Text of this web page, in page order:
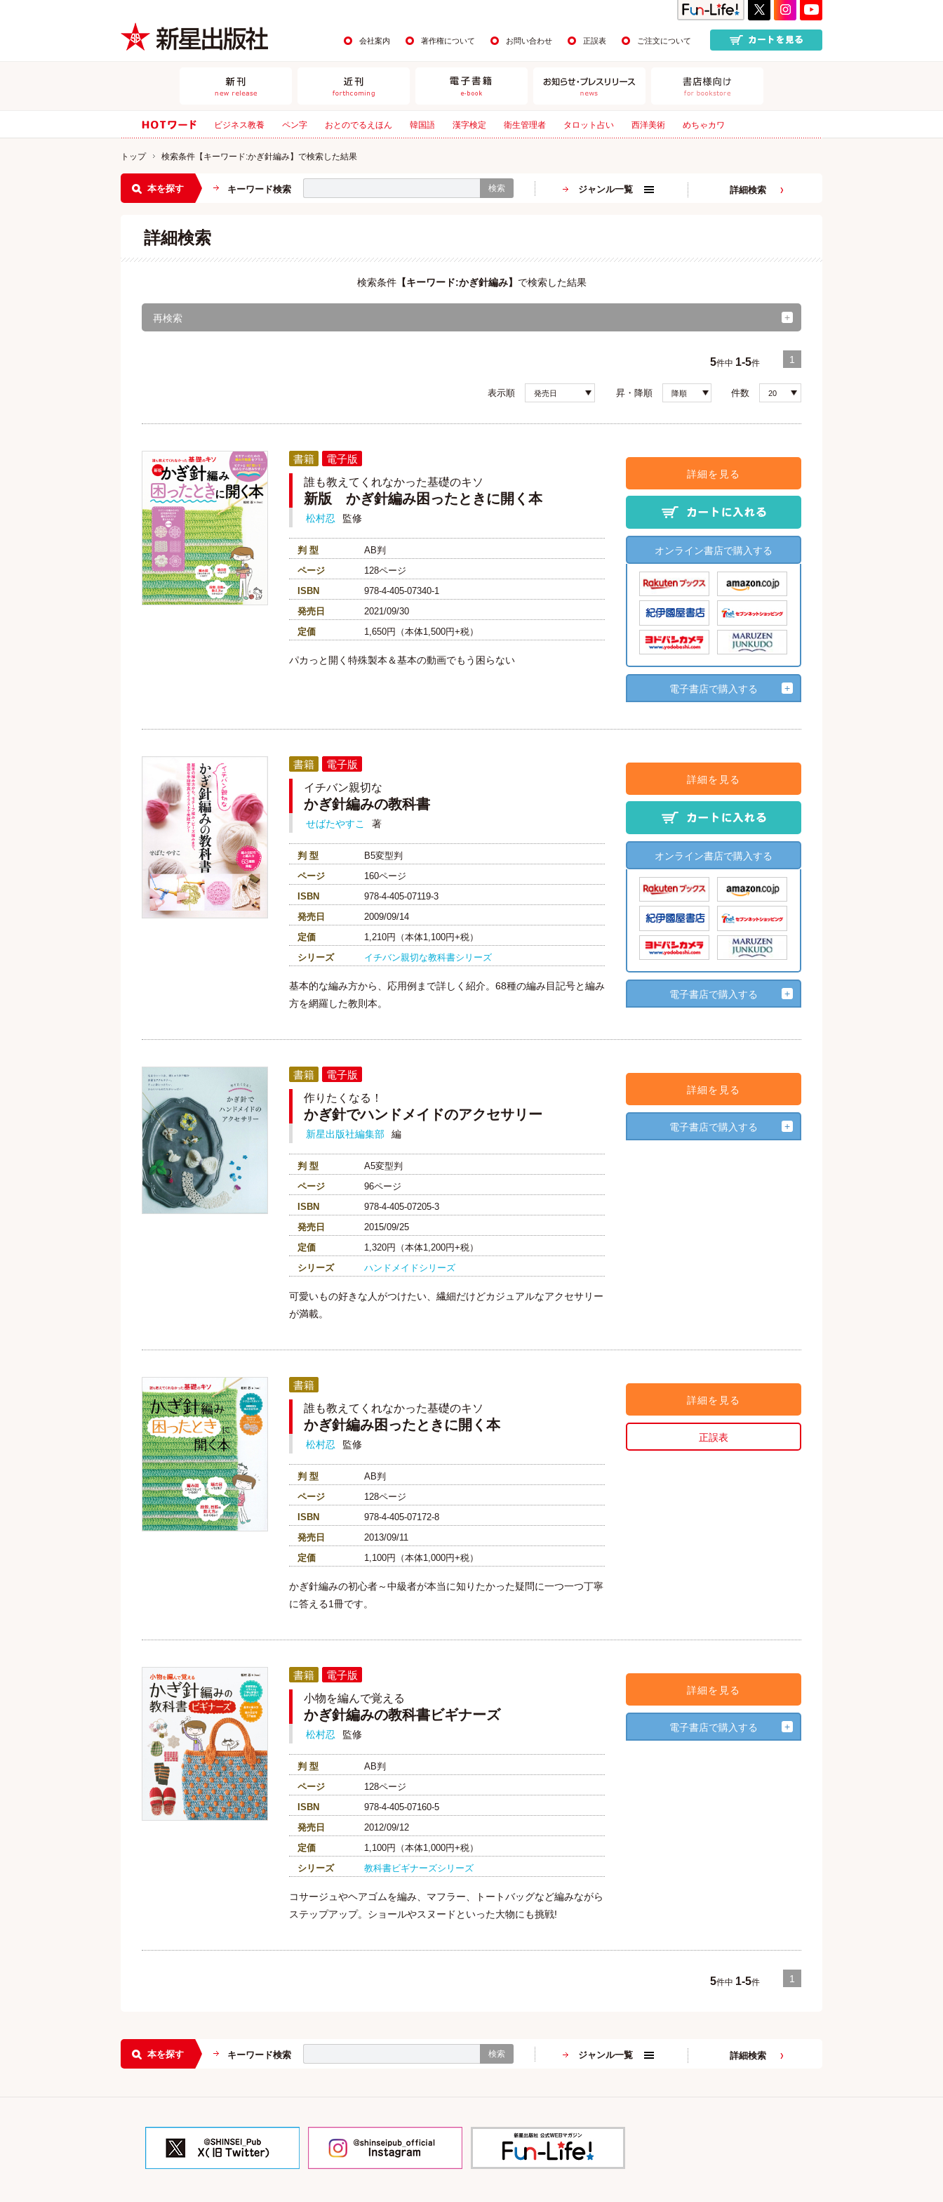
会社案内 著作権について お問い合わせ 正誤表 ご注文について
ビジネス教養 ペン字 おとのでるえほん 韓国語 漢字検定 衛生管理者 タロット占い 西洋美術 めちゃカワ
トップ 検索条件【キーワード:かぎ針編み】で検索した結果
本を探す キーワード検索 検索 ジャンル一覧 詳細検索
詳細検索
検索条件【キーワード:かぎ針編み】 で検索した結果
再検索
5件中 1-5件 1
表示順 発売日 昇・降順 降順 件数 20
書籍
電子版
誰も教えてくれなかった基礎のキソ
新版 かぎ針編み困ったときに開く本
松村忍 監修
判 型
AB判
ページ
128ページ
ISBN
978-4-405-07340-1
発売日
2021/09/30
定価
1,650円（本体1,500円+税）
パカっと開く特殊製本＆基本の動画でもう困らない
詳細を見る
オンライン書店で購入する
電子書店で購入する
書籍
電子版
イチバン親切な
かぎ針編みの教科書
せばたやすこ 著
判 型
B5変型判
ページ
160ページ
ISBN
978-4-405-07119-3
発売日
2009/09/14
定価
1,210円（本体1,100円+税）
シリーズ
イチバン親切な教科書シリーズ
基本的な編み方から、応用例まで詳しく紹介。68種の編み目記号と編み
方を網羅した教則本。
詳細を見る
オンライン書店で購入する
電子書店で購入する
書籍
電子版
作りたくなる！
かぎ針でハンドメイドのアクセサリー
新星出版社編集部 編
判 型
A5変型判
ページ
96ページ
ISBN
978-4-405-07205-3
発売日
2015/09/25
定価
1,320円（本体1,200円+税）
シリーズ
ハンドメイドシリーズ
可愛いもの好きな人がつけたい、繊細だけどカジュアルなアクセサリー
が満載。
詳細を見る
電子書店で購入する
書籍
誰も教えてくれなかった基礎のキソ
かぎ針編み困ったときに開く本
松村忍 監修
判 型
AB判
ページ
128ページ
ISBN
978-4-405-07172-8
発売日
2013/09/11
定価
1,100円（本体1,000円+税）
かぎ針編みの初心者～中級者が本当に知りたかった疑問に一つ一つ丁寧
に答える1冊です。
詳細を見る
正誤表
書籍
電子版
小物を編んで覚える
かぎ針編みの教科書ビギナーズ
松村忍 監修
判 型
AB判
ページ
128ページ
ISBN
978-4-405-07160-5
発売日
2012/09/12
定価
1,100円（本体1,000円+税）
シリーズ
教科書ビギナーズシリーズ
コサージュやヘアゴムを編み、マフラー、トートバッグなど編みながら
ステップアップ。ショールやスヌードといった大物にも挑戦!
詳細を見る
電子書店で購入する
5件中 1-5件 1
本を探す キーワード検索 検索 ジャンル一覧 詳細検索